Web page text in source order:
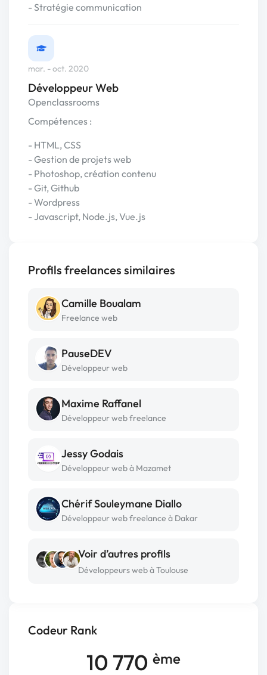
Codeur Rank
10 770 ème
- Stratégie communication
mar. - oct. 2020
Développeur Web
Openclassrooms
Compétences :
- HTML, CSS
- Gestion de projets web
- Photoshop, création contenu
- Git, Github
- Wordpress
- Javascript, Node.js, Vue.js
Profils freelances similaires
Camille Boualam
Freelance web
PauseDEV
Développeur web
Maxime Raffanel
Développeur web freelance
Jessy Godais
Développeur web à Mazamet
Chérif Souleymane Diallo
Développeur web freelance à Dakar
Voir d’autres profils
Développeurs web à Toulouse